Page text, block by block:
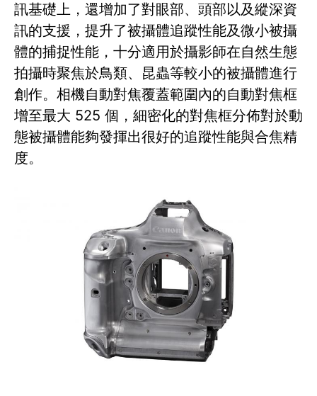
訊基礎上，還增加了對眼部、頭部以及縱深資
訊的支援，提升了被攝體追蹤性能及微小被攝
體的捕捉性能，十分適用於攝影師在自然生態
拍攝時聚焦於鳥類、昆蟲等較小的被攝體進行
創作。相機自動對焦覆蓋範圍內的自動對焦框
增至最大 525 個，細密化的對焦框分佈對於動
態被攝體能夠發揮出很好的追蹤性能與合焦精
度。